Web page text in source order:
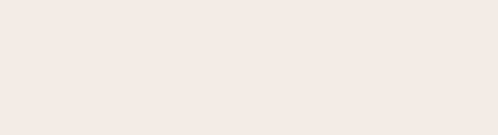
cuando sea necesario, solicitaremos su consentimiento.